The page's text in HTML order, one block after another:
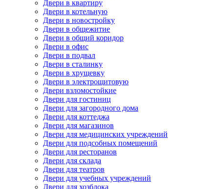
Двери в квартиру
Двери в котельную
Двери в новостройку
Двери в общежитие
Двери в общий коридор
Двери в офис
Двери в подвал
Двери в сталинку
Двери в хрущевку
Двери в электрощитовую
Двери взломостойкие
Двери для гостиниц
Двери для загородного дома
Двери для коттеджа
Двери для магазинов
Двери для медицинских учреждений
Двери для подсобных помещений
Двери для ресторанов
Двери для склада
Двери для театров
Двери для учебных учреждений
Двери для хозблока